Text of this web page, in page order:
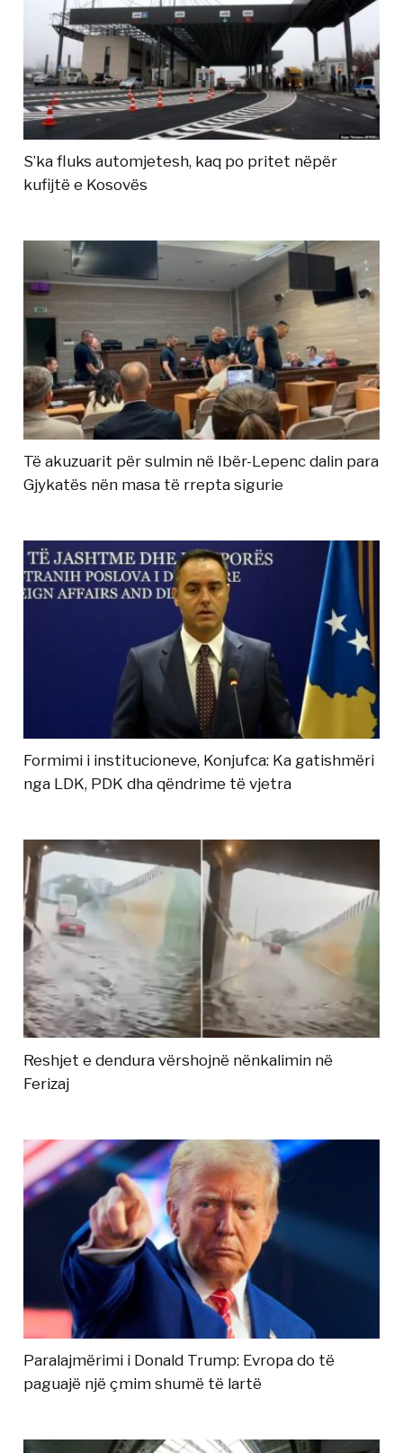
S’ka fluks automjetesh, kaq po pritet nëpër
kufijtë e Kosovës
Të akuzuarit për sulmin në Ibër-Lepenc dalin para
Gjykatës nën masa të rrepta sigurie
Formimi i institucioneve, Konjufca: Ka gatishmëri
nga LDK, PDK dha qëndrime të vjetra
Reshjet e dendura vërshojnë nënkalimin në
Ferizaj
Paralajmërimi i Donald Trump: Evropa do të
paguajë një çmim shumë të lartë